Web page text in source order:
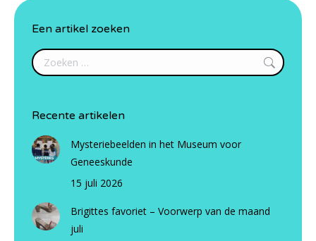
Een artikel zoeken
Search:
Recente artikelen
Mysteriebeelden in het Museum voor
Geneeskunde
15 juli 2026
Brigittes favoriet – Voorwerp van de maand
juli